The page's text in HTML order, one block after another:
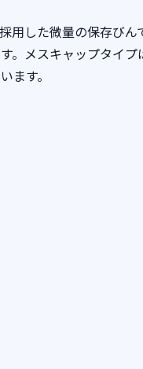
用した微量の保存び
。メスキャップタイ
ます。